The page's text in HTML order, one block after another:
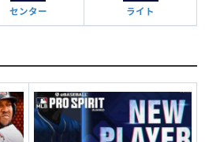
センター ライト